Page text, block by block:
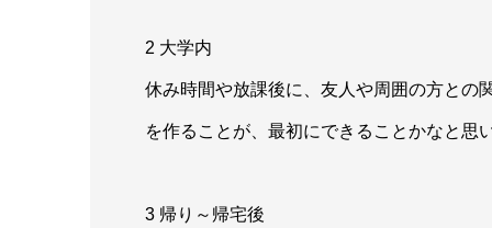
2 大学内
休み時間や放課後に、友人や周囲の方との
を作ることが、最初にできることかなと思
3 帰り～帰宅後